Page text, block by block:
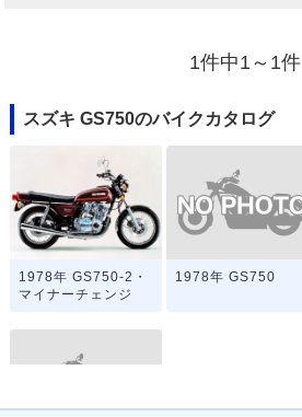
1件中1～1件
スズキ GS750のバイクカタログ
1978年 GS750-2・
マイナーチェンジ
1978年 GS750